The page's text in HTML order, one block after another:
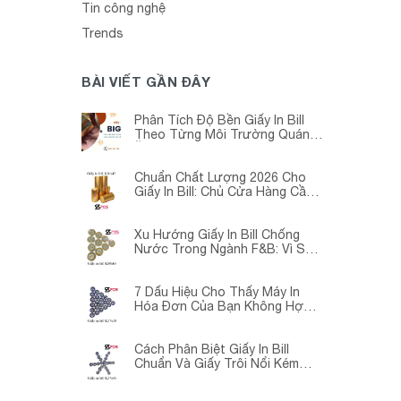
Tin công nghệ
Trends
BÀI VIẾT GẦN ĐÂY
Phân Tích Độ Bền Giấy In Bill
Theo Từng Môi Trường Quán
Chuẩn Chất Lượng 2026 Cho
Giấy In Bill: Chủ Cửa Hàng Cần
Xu Hướng Giấy In Bill Chống
Nước Trong Ngành F&B: Vì Sao
7 Dấu Hiệu Cho Thấy Máy In
Hóa Đơn Của Bạn Không Hợp
Cách Phân Biệt Giấy In Bill
Chuẩn Và Giấy Trôi Nổi Kém